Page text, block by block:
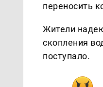
переносить
Жители
скопления
поступало.